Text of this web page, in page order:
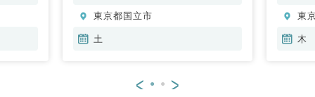
東京都国立市
土
東
木
< >